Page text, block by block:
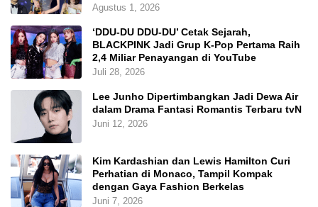
Agustus 1, 2026
‘DDU-DU DDU-DU’ Cetak Sejarah,
BLACKPINK Jadi Grup K-Pop Pertama Raih
2,4 Miliar Penayangan di YouTube
Juli 28, 2026
Lee Junho Dipertimbangkan Jadi Dewa Air
dalam Drama Fantasi Romantis Terbaru tvN
Juni 12, 2026
Kim Kardashian dan Lewis Hamilton Curi
Perhatian di Monaco, Tampil Kompak
dengan Gaya Fashion Berkelas
Juni 7, 2026